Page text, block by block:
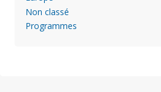
Non classé
Programmes